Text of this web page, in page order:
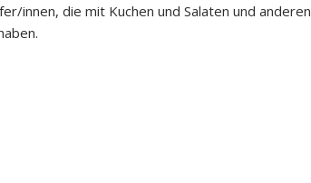
innen, die mit Kuchen und Salaten und anderen